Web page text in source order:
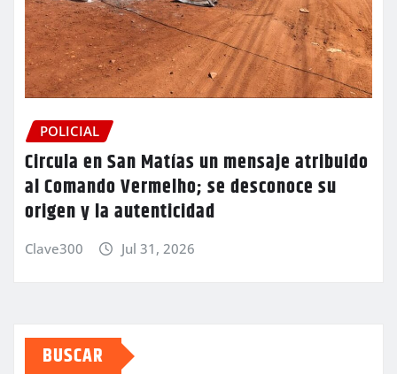
POLICIAL
Circula en San Matías un mensaje atribuido
al Comando Vermelho; se desconoce su
origen y la autenticidad
Clave300 Jul 31, 2026
BUSCAR